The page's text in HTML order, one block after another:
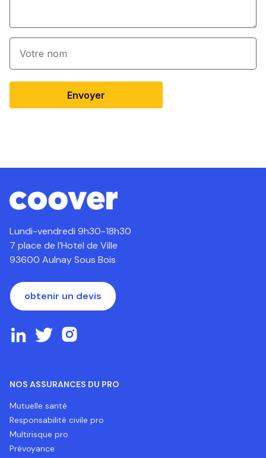
Envoyer
Lundi-vendredi 9h30-18h30
7 place de l’Hotel de Ville
93600 Aulnay Sous Bois
obtenir un devis
NOS ASSURANCES DU PRO
Mutuelle santé
Responsabilité civile pro
Multirisque pro
Prévoyance